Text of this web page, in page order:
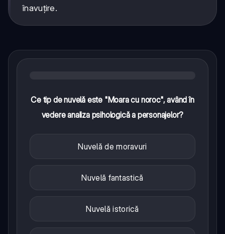
înavuțire.
Ce tip de nuvelă este "Moara cu noroc", având în
vedere analiza psihologică a personajelor?
Nuvelă de moravuri
Nuvelă fantastică
Nuvelă istorică